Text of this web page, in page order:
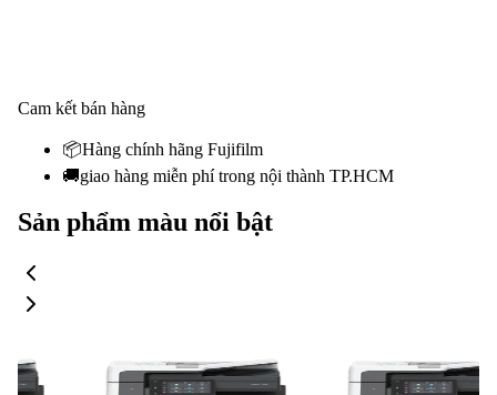
Cam kết bán hàng
📦Hàng chính hãng Fujifilm
🚚giao hàng miễn phí trong nội thành TP.HCM
Sản phẩm màu nổi bật